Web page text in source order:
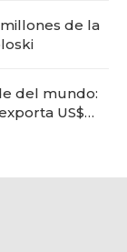
de la
del mundo:
US$